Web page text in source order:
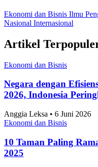
Ekonomi dan Bisnis Ilmu
Nasional Internasional
Artikel
Ekonomi dan Bisnis
Negara dengan
2026, Indonesia
Anggia Leksa • 6 Juni 2026
Ekonomi dan Bisnis
10 Taman Paling
2025